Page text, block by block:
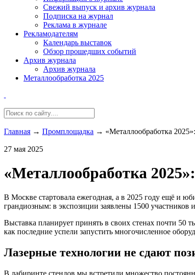
Свежий выпуск и архив журнала
Подписка на журнал
Реклама в журнале
Рекламодателям
Календарь выставок
Обзор прошедших событий
Архив журнала
Архив журнала
Металлообработка 2025
Главная → Промплощадка → «Металлообработка
27 мая 2025
«Металлообработка
В Москве стартовала ежегодная, а в 2025 году ещё и
грандиозным: в экспозиции заявлены 1500 участников
Выставка планирует принять в своих стенах почти 50
как последние успели запустить многочисленное
Лазерные технологии не сдают
В лабиринте стендов мы встретили множество